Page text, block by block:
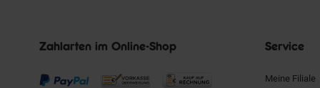
Zahlarten im Online-Shop Service
Meine Filiale